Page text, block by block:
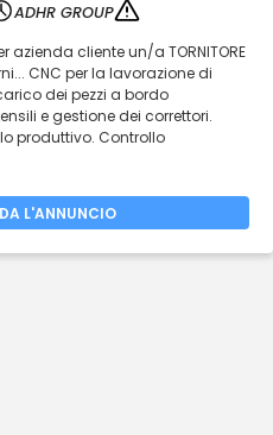
ADHR GROUP
azienda cliente un/a TORNITORE
CNC per la lavorazione di
dei pezzi a bordo
e gestione dei correttori.
produttivo. Controllo
L'ANNUNCIO